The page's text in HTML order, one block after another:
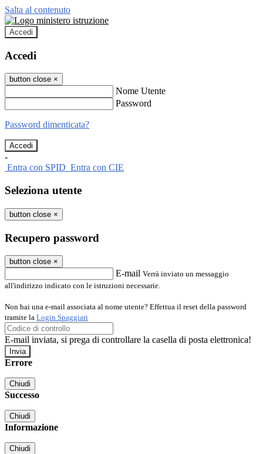
Salta al contenuto
Accedi
Accedi
button close ×
Nome Utente
Password
Password dimenticata?
-
Entra con SPID Entra con CIE
Seleziona utente
button close ×
Recupero password
button close ×
E-mail Verrà inviato un messaggio
all'indirizzo indicato con le istruzioni necessarie.
Non hai una e-mail associata al nome utente? Effettua il reset della password
tramite la Login Spaggiari
E-mail inviata, si prega di controllare la casella di posta elettronica!
Errore
Chiudi
Successo
Chiudi
Informazione
Chiudi